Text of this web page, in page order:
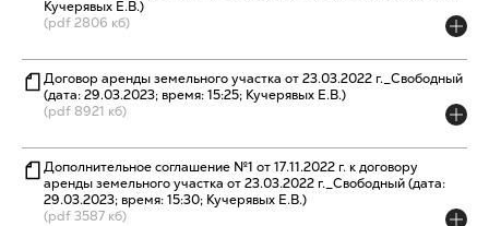
Кучерявых Е.В.)
(pdf 2806 кб)
Договор аренды земельного участка от 23.03.2022 г._Свободный
(дата: 29.03.2023; время: 15:25; Кучерявых Е.В.)
(pdf 8921 кб)
Дополнительное соглашение №1 от 17.11.2022 г. к договору
аренды земельного участка от 23.03.2022 г._Свободный (дата:
29.03.2023; время: 15:30; Кучерявых Е.В.)
(pdf 3587 кб)